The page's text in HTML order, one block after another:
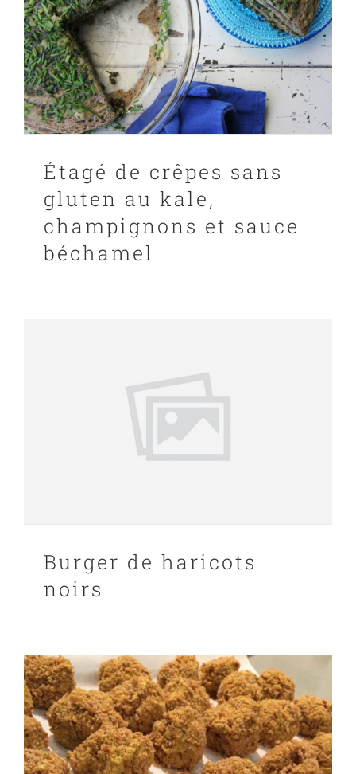
Étagé de crêpes sans
gluten au kale,
champignons et sauce
béchamel
Burger de haricots
noirs